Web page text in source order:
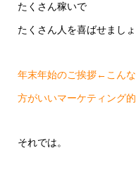
たくさん稼いで
たくさん人を喜ばせましょ
年末年始のご挨拶←こん
方がいいマーケティング
それでは。